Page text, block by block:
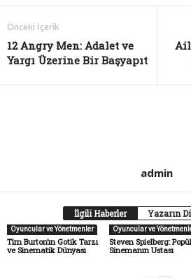
Önceki İçerik
12 Angry Men: Adalet ve
Yargı Üzerine Bir Başyapıt
admin
İlgili Haberler Yazarın
Oyuncular ve Yönetmenler
Tim Burton’ın Gotik Tarzı
ve Sinematik Dünyası
Oyuncular ve
Steven Spielberg:
Sinemanın Ustası